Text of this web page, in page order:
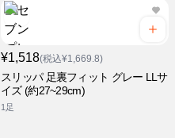
¥1,518(税込¥1,669.8)
スリッパ 足裏フィット グレー LLサ
イズ (約27~29cm)
1足